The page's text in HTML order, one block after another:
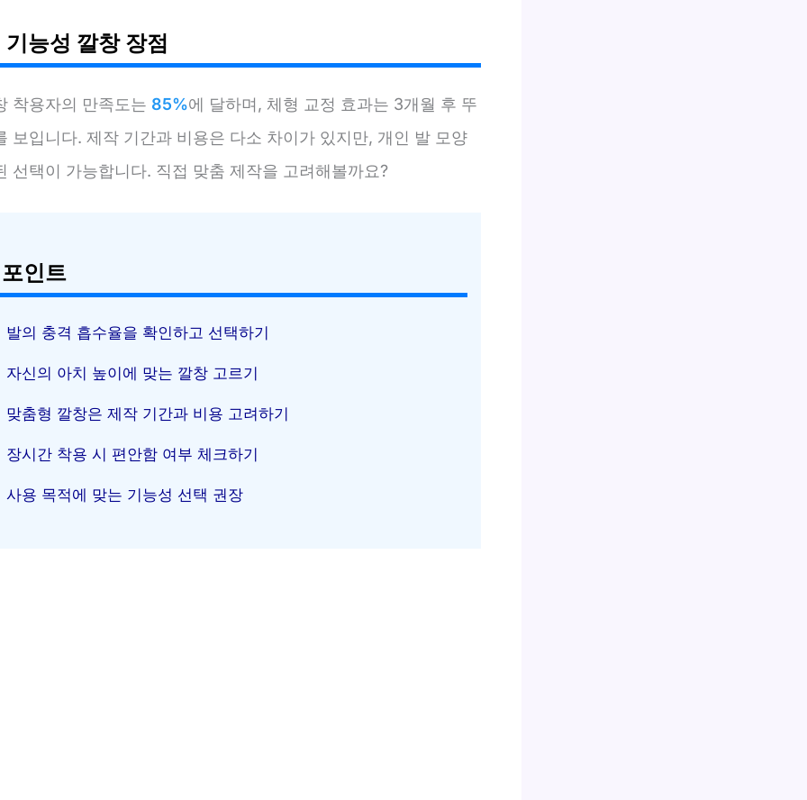
능성 깔창 장점
착용자의 만족도는 85%에 달하며, 체형 교정 효과는 3개월 후 뚜
보입니다. 제작 기간과 비용은 다소 차이가 있지만, 개인 발 모양
선택이 가능합니다. 직접 맞춤 제작을 고려해볼까요?
인트
발의 충격 흡수율을 확인하고 선택하기
자신의 아치 높이에 맞는 깔창 고르기
맞춤형 깔창은 제작 기간과 비용 고려하기
장시간 착용 시 편안함 여부 체크하기
사용 목적에 맞는 기능성 선택 권장